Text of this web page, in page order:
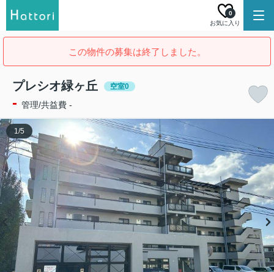
お気に入り
0
この物件の募集は終了しました。
プレシオ緑ヶ丘 空室0
- 管理/共益費 -
1/5